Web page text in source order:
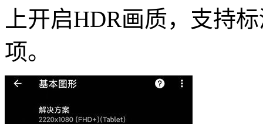
上开启HDR画质，支持
项。